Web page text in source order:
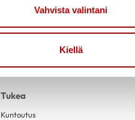
Vahvista valintani
Kiellä
Tukea
Kuntoutus